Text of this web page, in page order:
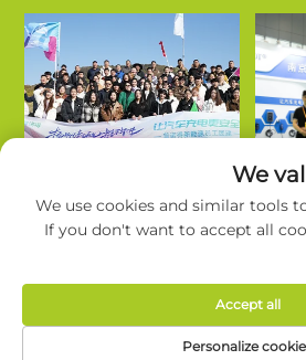
للتكنولوجيا الجديدة للطاقة المحدودة. جميع
روي فاندا
الدعم
We
We use cookies and similar tools
If you don't want to accept all
Personalize
Accept all